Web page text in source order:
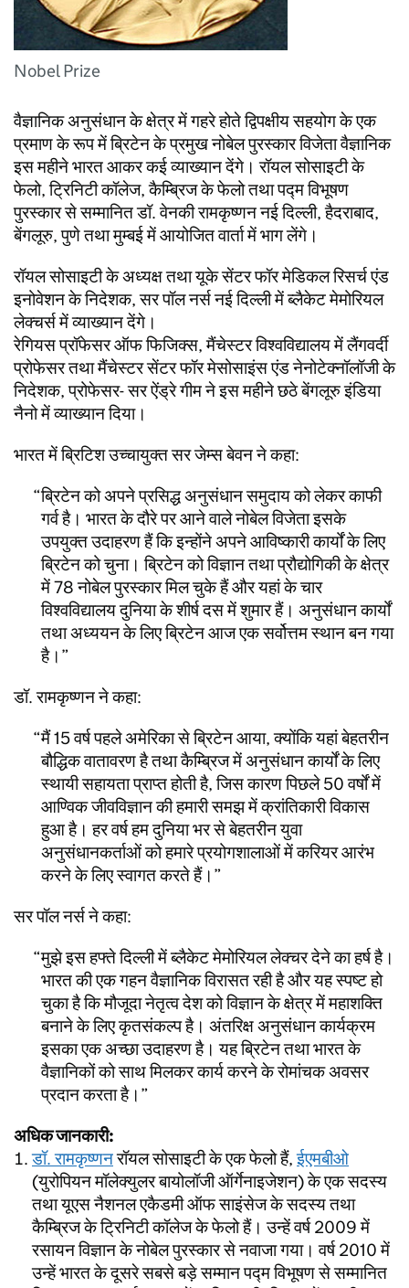
Nobel Prize
वैज्ञानिक अनुसंधान के क्षेत्र में गहरे होते द्विपक्षीय सहयोग के एक
प्रमाण के रूप में ब्रिटेन के प्रमुख नोबेल पुरस्कार विजेता वैज्ञानिक
इस महीने भारत आकर कई व्याख्यान देंगे। रॉयल सोसाइटी के
फेलो, ट्रिनिटी कॉलेज, कैम्ब्रिज के फेलो तथा पद्म विभूषण
पुरस्कार से सम्मानित डॉ. वेनकी रामकृष्णन नई दिल्ली, हैदराबाद,
बेंगलूरु, पुणे तथा मुम्बई में आयोजित वार्ता में भाग लेंगे।
रॉयल सोसाइटी के अध्यक्ष तथा यूके सेंटर फॉर मेडिकल रिसर्च एंड
इनोवेशन के निदेशक, सर पॉल नर्स नई दिल्ली में ब्लैकेट मेमोरियल
लेक्चर्स में व्याख्यान देंगे।
रेगियस प्रॉफेसर ऑफ फिजिक्स, मैंचेस्टर विश्वविद्यालय में लैंगवर्दी
प्रोफेसर तथा मैंचेस्टर सेंटर फॉर मेसोसाइंस एंड नेनोटेक्नॉलॉजी के
निदेशक, प्रोफेसर- सर ऐंड्रे गीम ने इस महीने छठे बेंगलूरु इंडिया
नैनो में व्याख्यान दिया।
भारत में ब्रिटिश उच्चायुक्त सर जेम्स बेवन ने कहा:
ब्रिटेन को अपने प्रसिद्ध अनुसंधान समुदाय को लेकर काफी
गर्व है। भारत के दौरे पर आने वाले नोबेल विजेता इसके
उपयुक्त उदाहरण हैं कि इन्होंने अपने आविष्कारी कार्यों के लिए
ब्रिटेन को चुना। ब्रिटेन को विज्ञान तथा प्रौद्योगिकी के क्षेत्र
में 78 नोबेल पुरस्कार मिल चुके हैं और यहां के चार
विश्वविद्यालय दुनिया के शीर्ष दस में शुमार हैं। अनुसंधान कार्यों
तथा अध्ययन के लिए ब्रिटेन आज एक सर्वोत्तम स्थान बन गया
है।
डॉ. रामकृष्णन ने कहा:
मैं 15 वर्ष पहले अमेरिका से ब्रिटेन आया, क्योंकि यहां बेहतरीन
बौद्धिक वातावरण है तथा कैम्ब्रिज में अनुसंधान कार्यों के लिए
स्थायी सहायता प्राप्त होती है, जिस कारण पिछले 50 वर्षों में
आण्विक जीवविज्ञान की हमारी समझ में क्रांतिकारी विकास
हुआ है। हर वर्ष हम दुनिया भर से बेहतरीन युवा
अनुसंधानकर्ताओं को हमारे प्रयोगशालाओं में करियर आरंभ
करने के लिए स्वागत करते हैं।
सर पॉल नर्स ने कहा:
मुझे इस हफ्ते दिल्ली में ब्लैकेट मेमोरियल लेक्चर देने का हर्ष है।
भारत की एक गहन वैज्ञानिक विरासत रही है और यह स्पष्ट हो
चुका है कि मौजूदा नेतृत्व देश को विज्ञान के क्षेत्र में महाशक्ति
बनाने के लिए कृतसंकल्प है। अंतरिक्ष अनुसंधान कार्यक्रम
इसका एक अच्छा उदाहरण है। यह ब्रिटेन तथा भारत के
वैज्ञानिकों को साथ मिलकर कार्य करने के रोमांचक अवसर
प्रदान करता है।
अधिक जानकारी:
डॉ. रामकृष्णनरॉयल सोसाइटी के एक फेलो हैं,ईएमबीओ
(युरोपियन मॉलेक्युलर बायोलॉजी ऑर्गेनाइजेशन) के एक सदस्य
तथा यूएस नैशनल एकैडमी ऑफ साइंसेज के सदस्य तथा
कैम्ब्रिज के ट्रिनिटी कॉलेज के फेलो हैं। उन्हें वर्ष 2009 में
रसायन विज्ञान के नोबेल पुरस्कार से नवाजा गया। वर्ष 2010 में
उन्हें भारत के दूसरे सबसे बड़े सम्मान पद्म विभूषण से सम्मानित